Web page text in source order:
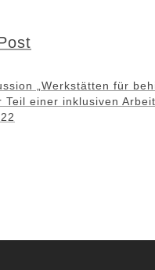
„Werkstätten für
Teil einer inklusiven